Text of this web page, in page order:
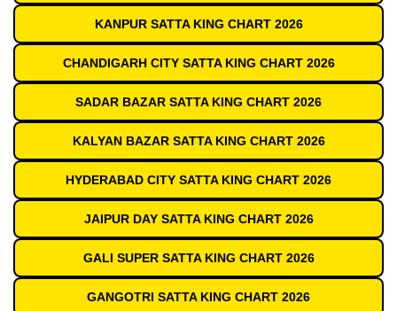
KANPUR SATTA KING CHART 2026
CHANDIGARH CITY SATTA KING CHART 2026
SADAR BAZAR SATTA KING CHART 2026
KALYAN BAZAR SATTA KING CHART 2026
HYDERABAD CITY SATTA KING CHART 2026
JAIPUR DAY SATTA KING CHART 2026
GALI SUPER SATTA KING CHART 2026
GANGOTRI SATTA KING CHART 2026